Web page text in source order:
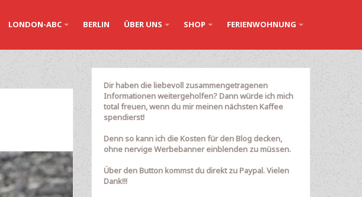
LONDON-ABC BERLIN ÜBER UNS SHOP FERIENWOHNUNG
Dir haben die liebevoll zusammengetragenen
Informationen weitergeholfen? Dann würde ich mich
total freuen, wenn du mir meinen nächsten Kaffee
spendierst!
Denn so kann ich die Kosten für den Blog decken,
ohne nervige Werbebanner einblenden zu müssen.
Über den Button kommst du direkt zu Paypal. Vielen
Dank!!!